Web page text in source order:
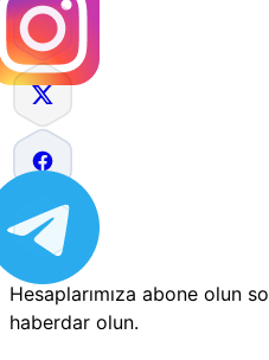
Hesaplarımıza abone olun
haberdar olun.